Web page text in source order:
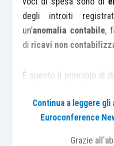
degli introiti
un’anomalia contabile,
di ricavi non
È questo il principio di
depositata ieri 18
filone giurisprudenziale
Continua a leggere
Euroconference
Grazie